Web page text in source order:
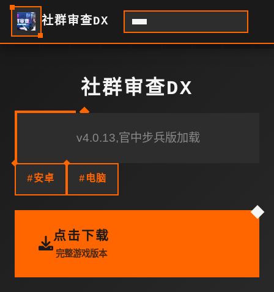
社群审查DX
社群审查DX
v4.0.13,官中步兵版加载
#安卓 #电脑
点击下载
完整游戏版本